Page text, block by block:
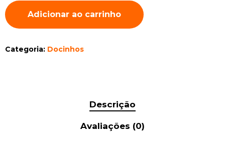
Adicionar ao carrinho
Categoria: Docinhos
Descrição
Avaliações (0)